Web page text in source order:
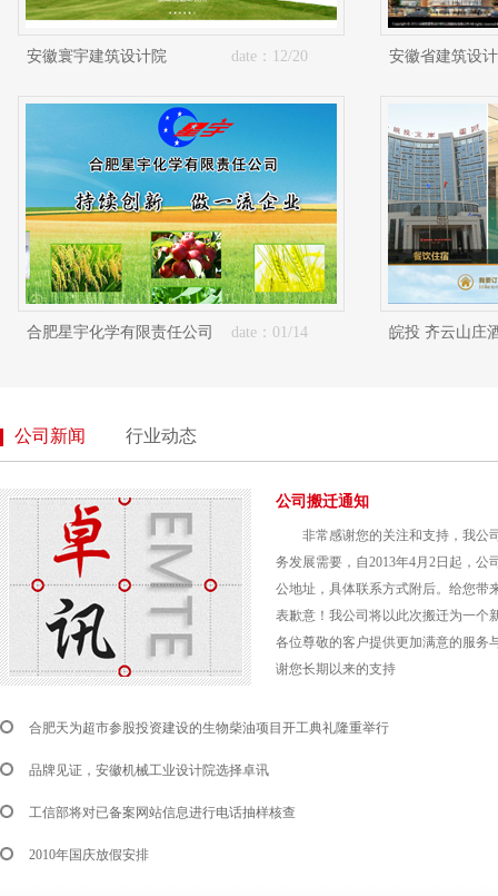
安徽寰宇建筑设计院 date：12/20 安徽省建筑设
合肥星宇化学有限责任公司 date：01/14 皖投 齐云山庄
公司新闻 行业动态
公司搬迁通知
非常感谢您的关注和支持，我公
务发展需要，自2013年4月2日起，公
公地址，具体联系方式附后。给您带
表歉意！我公司将以此次搬迁为一个
各位尊敬的客户提供更加满意的服务
谢您长期以来的支持
合肥天为超市参股投资建设的生物柴油项目开工典礼隆重举行
品牌见证，安徽机械工业设计院选择卓讯
工信部将对已备案网站信息进行电话抽样核查
2010年国庆放假安排